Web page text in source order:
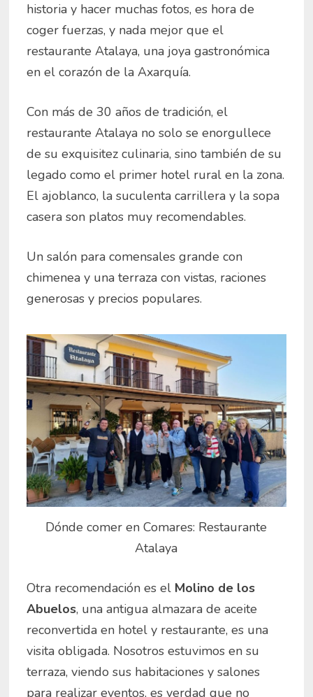
historia y hacer muchas fotos, es hora de
coger fuerzas, y nada mejor que el
restaurante Atalaya, una joya gastronómica
en el corazón de la Axarquía.
Con más de 30 años de tradición, el
restaurante Atalaya no solo se enorgullece
de su exquisitez culinaria, sino también de su
legado como el primer hotel rural en la zona.
El ajoblanco, la suculenta carrillera y la sopa
casera son platos muy recomendables.
Un salón para comensales grande con
chimenea y una terraza con vistas, raciones
generosas y precios populares.
Dónde comer en Comares: Restaurante
Atalaya
Otra recomendación es el Molino de los
Abuelos, una antigua almazara de aceite
reconvertida en hotel y restaurante, es una
visita obligada. Nosotros estuvimos en su
terraza, viendo sus habitaciones y salones
para realizar eventos, es verdad que no